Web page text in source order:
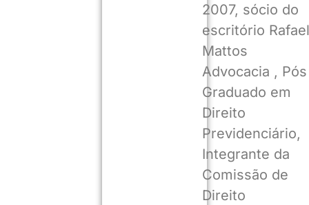
2007, sócio do
escritório Rafael
Mattos
Advocacia , Pós
Graduado em
Direito
Previdenciário,
Integrante da
Comissão de
Direito